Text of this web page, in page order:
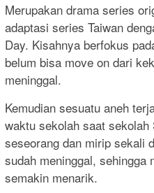
Merupakan drama series
adaptasi series Taiwan
Day. Kisahnya berfokus
belum bisa move on dari
meninggal.
Kemudian sesuatu aneh
waktu sekolah saat
seseorang dan mirip sekali
sudah meninggal, sehingga
semakin menarik.